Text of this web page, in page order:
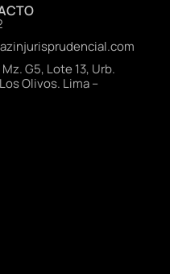
G5, Lote 13, Urb.
Olivos. Lima –